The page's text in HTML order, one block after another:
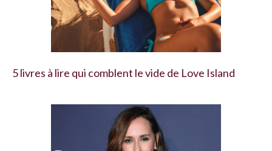
5 livres à lire qui comblent le vide de Love Island